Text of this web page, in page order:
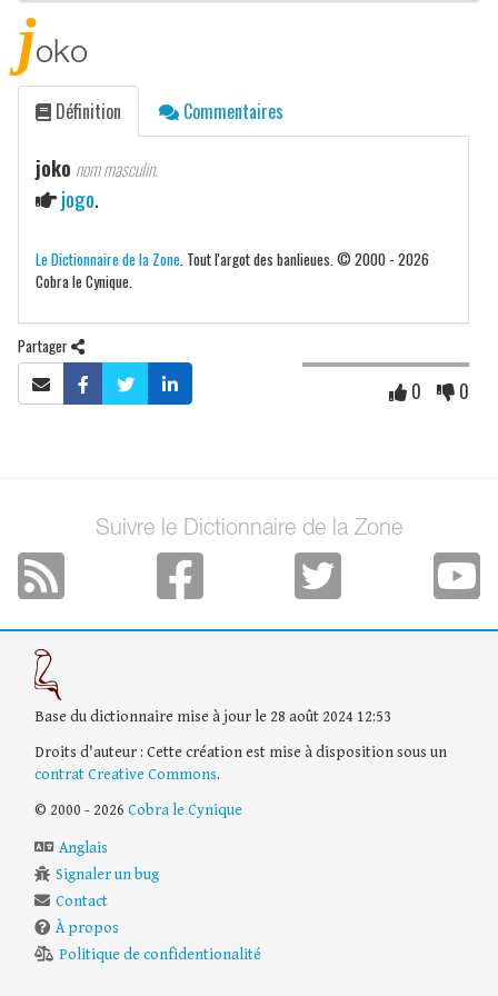
joko
Définition Commentaires
joko nom masculin.
jogo.
Le Dictionnaire de la Zone . Tout l'argot des banlieues. © 2000 - 2026
Cobra le Cynique.
Partager
0 0
Suivre le Dictionnaire de la Zone
Base du dictionnaire mise à jour le 28 août 2024 12:53
Droits d'auteur : Cette création est mise à disposition sous un
contrat Creative Commons.
© 2000 - 2026 Cobra le Cynique
Anglais
Signaler un bug
Contact
À propos
Politique de confidentionalité